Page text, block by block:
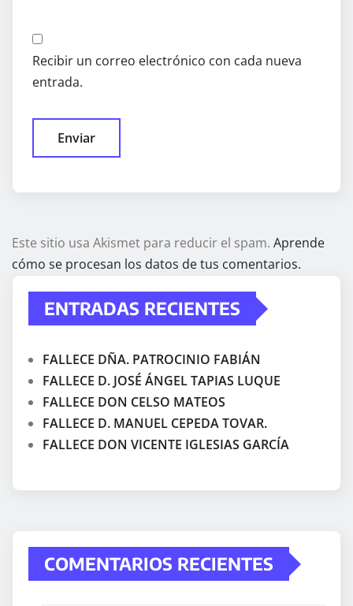
Recibir un correo electrónico con cada nueva
entrada.
Este sitio usa Akismet para reducir el spam. Aprende
cómo se procesan los datos de tus comentarios.
ENTRADAS RECIENTES
FALLECE DÑA. PATROCINIO FABIÁN
FALLECE D. JOSÉ ÁNGEL TAPIAS LUQUE
FALLECE DON CELSO MATEOS
FALLECE D. MANUEL CEPEDA TOVAR.
FALLECE DON VICENTE IGLESIAS GARCÍA
COMENTARIOS RECIENTES